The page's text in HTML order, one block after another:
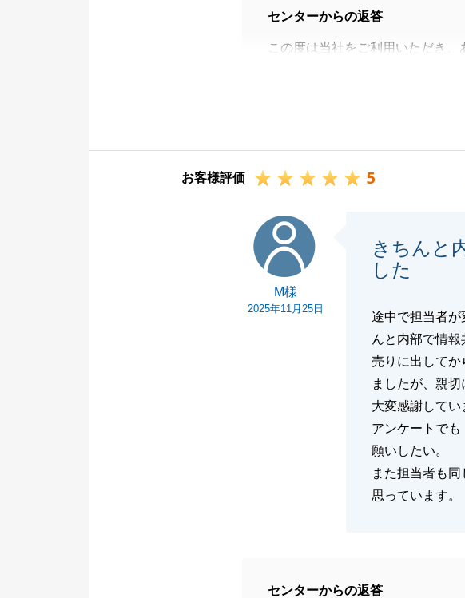
センターからの返答
この度は当社をご利用いただき、
応いただけて無事にお引き渡し
今後も何かお困りのことがござ
お客様評価 5
M様
2025年11月25日
きちんと
した
途中で担当者が
んと内部で情報
売りに出してか
ましたが、親
大変感謝してい
アンケートで
願いしたい。
また担当者も
思っています。
センターからの返答